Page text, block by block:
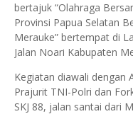
bertajuk “Olahraga
Provinsi Papua Selatan
Merauke” bertempat di
Jalan Noari Kabupaten
Kegiatan diawali dengan
Prajurit TNI-Polri dan
SKJ 88, jalan santai dari